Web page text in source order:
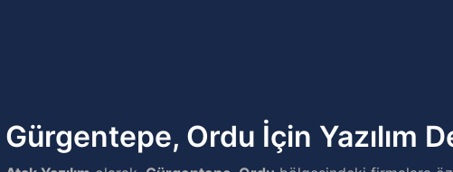
Gürgentepe, Ordu İçin Yazılım